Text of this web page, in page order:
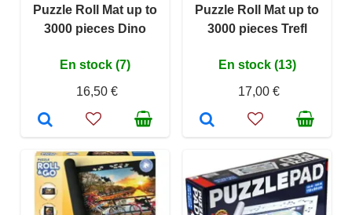
Puzzle Roll Mat up to
3000 pieces Dino
En stock (7)
16,50 €
Puzzle Roll Mat up to
3000 pieces Trefl
En stock (13)
17,00 €